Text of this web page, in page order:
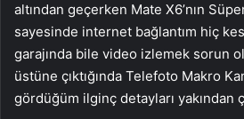
altından geçerken Mate X6’nın
sayesinde internet bağlantım hiç
garajında bile video izlemek sorun
üstüne çıktığında Telefoto Makro
gördüğüm ilginç detayları yakından